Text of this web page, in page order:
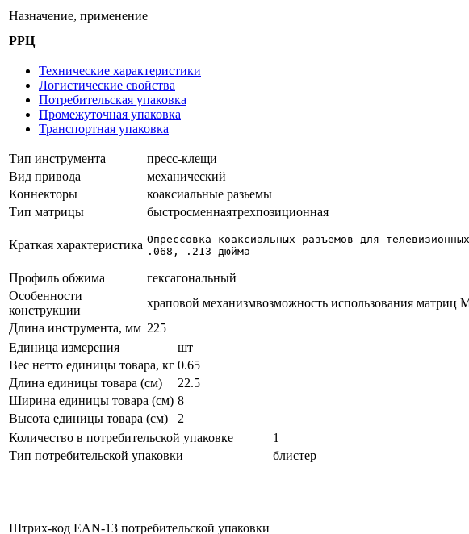
Назначение, применение
РРЦ
Технические характеристики
Логистические свойства
Потребительская упаковка
Промежуточная упаковка
Транспортная упаковка
Тип инструмента
пресс-клещи
Вид привода
механический
Коннекторы
коаксиальные разьемы
Тип матрицы
быстросменнаятрехпозиционная
Краткая характеристика Опрессовка коаксиальных разъемов для
.068, .213 дюйма
Профиль обжима
гексагональный
Особенности
конструкции
храповой механизмвозможность использования матриц
Длина инструмента, мм 225
Единица измерения
шт
Вес нетто единицы товара, кг 0.65
Длина единицы товара (см)
22.5
Ширина единицы товара (см) 8
Высота единицы товара (см)
2
Количество в потребительской упаковке
1
Тип потребительской упаковки
блистер
Штрих-код EAN-13 потребительской упаковки